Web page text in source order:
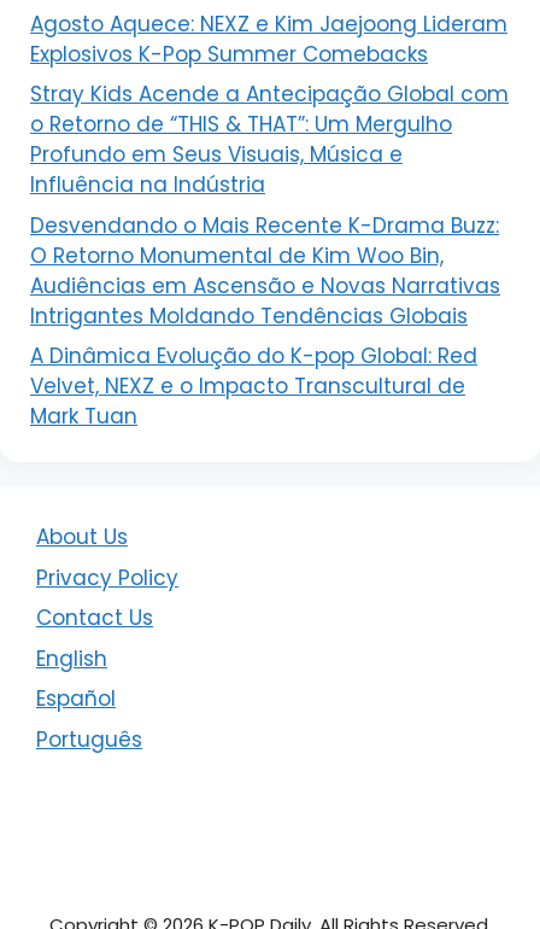
Agosto Aquece: NEXZ e Kim Jaejoong Lideram
Explosivos K-Pop Summer Comebacks
Stray Kids Acende a Antecipação Global com
o Retorno de “THIS & THAT”: Um Mergulho
Profundo em Seus Visuais, Música e
Influência na Indústria
Desvendando o Mais Recente K-Drama Buzz:
O Retorno Monumental de Kim Woo Bin,
Audiências em Ascensão e Novas Narrativas
Intrigantes Moldando Tendências Globais
A Dinâmica Evolução do K-pop Global: Red
Velvet, NEXZ e o Impacto Transcultural de
Mark Tuan
About Us
Privacy Policy
Contact Us
English
Español
Português